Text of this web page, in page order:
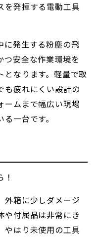
を発揮する電動工具
に発生する粉塵の飛
つ安全な作業環境を
となります。軽量で取
も疲れにくい設計の
ームまで幅広い現場
一台です。
外箱に少しダメージ
や付属品は非常にき
やはり未使用の工具